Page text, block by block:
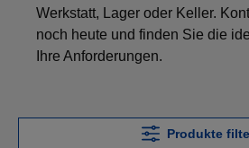
Werkstatt, Lager oder Keller.
noch heute und finden Sie die
Ihre Anforderungen.
Produkte